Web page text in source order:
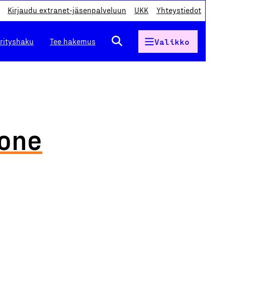
Kirjaudu extranet-jäsenpalveluun UKK Yhteystiedot
Tee hakemus Valikko